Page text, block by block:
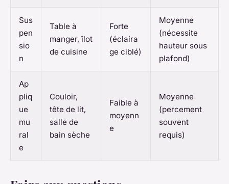
Sus
pen
sio
n
Table à
manger, îlot
de cuisine
Forte
(éclaira
ge ciblé)
Moyenne
(nécessite
hauteur sous
plafond)
Ap
pliq
ue
mu
ral
e
Couloir,
tête de lit,
salle de
bain sèche
Faible à
moyenn
e
Moyenne
(percement
souvent
requis)